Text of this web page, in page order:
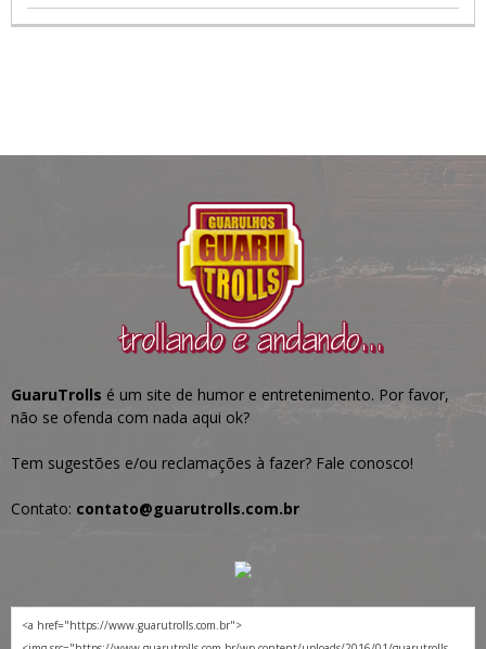
GuaruTrolls é um site de humor e entretenimento. Por favor,
não se ofenda com nada aqui ok?
Tem sugestões e/ou reclamações à fazer? Fale conosco!
Contato: contato@guarutrolls.com.br